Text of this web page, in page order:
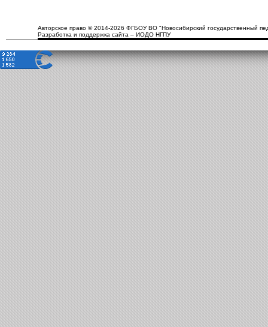
Авторское право © 2014-2026 ФГБОУ ВО "Новосибирский государственный
Разработка и поддержка сайта – ИОДО НГПУ